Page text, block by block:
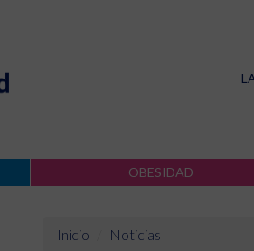
OBESIDAD
Inicio Noticias